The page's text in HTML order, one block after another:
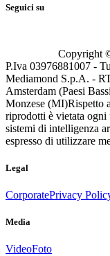
Seguici su
Copyright
P.Iva 03976881007 -
Mediamond S.p.A. -
Amsterdam (Paesi
Monzese (MI)Rispetto
riprodotti è vietata ogni
sistemi di intelligenza
espresso di utilizzare
Legal
CorporatePrivacy
Media
VideoFoto